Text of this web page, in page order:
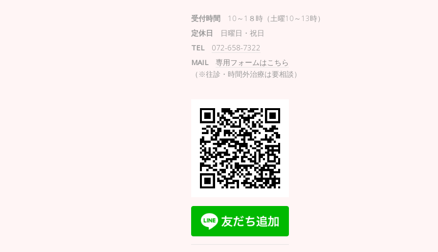
受付時間10～1８時（土曜10～13時）
定休日 日曜日・祝日
TEL
072-658-7322
MAIL
専用フォームはこちら
（※往診・時間外治療は要相談）